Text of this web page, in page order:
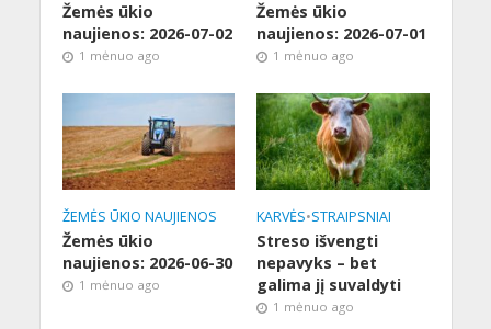
Žemės ūkio
naujienos: 2026-07-02
1 mėnuo ago
Žemės ūkio
naujienos: 2026-07-01
1 mėnuo ago
ŽEMĖS ŪKIO NAUJIENOS
Žemės ūkio
naujienos: 2026-06-30
1 mėnuo ago
KARVĖS•STRAIPSNIAI
Streso išvengti
nepavyks – bet
galima jį suvaldyti
1 mėnuo ago